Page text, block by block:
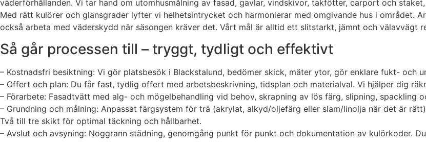
väderförhållanden. Vi tar hand om utomhusmålning av fasad, gavlar, vindskivor, takfötter, carport och
Med rätt kulörer och glansgrader lyfter vi helhetsintrycket och harmonierar med omgivande hus i området.
också arbeta med väderskydd när säsongen kräver det. Vårt mål är alltid ett slitstarkt, jämnt och välavvägt
Så går processen till – tryggt, tydligt och effektivt
– Kostnadsfri besiktning: Vi gör platsbesök i Blackstalund, bedömer skick, mäter ytor, gör enklare fukt- och
– Offert och plan: Du får fast, tydlig offert med arbetsbeskrivning, tidsplan och materialval. Vi hjälper dig
– Förarbete: Fasadtvätt med alg- och mögelbehandling vid behov, skrapning av lös färg, slipning, spackling
– Grundning och målning: Anpassat färgsystem för trä (akrylat, alkyd/oljefärg eller slam/linolja när det är
Två till tre skikt för optimal täckning och hållbarhet.
– Avslut och avsyning: Noggrann städning, genomgång punkt för punkt och dokumentation av kulörkoder.